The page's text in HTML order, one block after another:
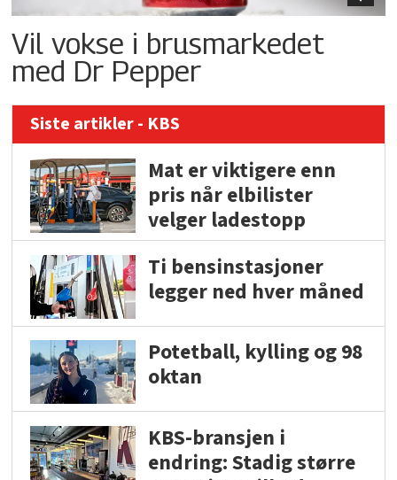
Vil vokse i brusmarkedet
med Dr Pepper
Siste artikler - KBS
Mat er viktigere enn
pris når elbilister
velger ladestopp
Ti bensinstasjoner
legger ned hver måned
Potetball, kylling og 98
oktan
KBS-bransjen i
endring: Stadig større